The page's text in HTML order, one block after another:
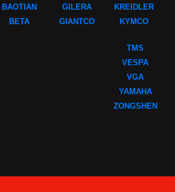
BAOTIAN
BETA
GILERA
GIANTCO
KREIDLER
KYMCO
TMS
VESPA
VGA
YAMAHA
ZONGSHEN